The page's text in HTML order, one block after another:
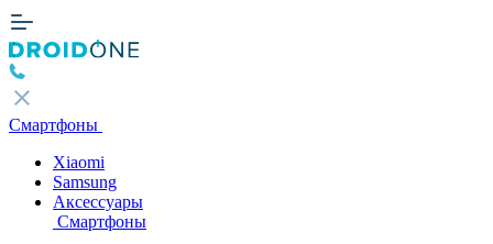
Смартфоны
Xiaomi
Samsung
Аксессуары
Смартфоны